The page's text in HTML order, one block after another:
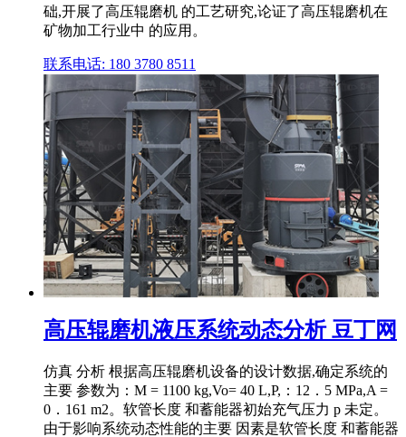
础,开展了高压辊磨机 的工艺研究,论证了高压辊磨机在
矿物加工行业中 的应用。
联系电话: 180 3780 8511
高压辊磨机液压系统动态分析 豆丁网
仿真 分析 根据高压辊磨机设备的设计数据,确定系统的
主要 参数为：M = 1100 kg,Vo= 40 L,P,：12．5 MPa,A =
0．161 m2。软管长度 和蓄能器初始充气压力 p 未定。
由于影响系统动态性能的主要 因素是软管长度 和蓄能器